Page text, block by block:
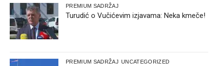
PREMIUM SADRŽAJ
Turudić o Vučićevim izjavama: Neka kmeče!
PREMIUM SADRŽAJ UNCATEGORIZED